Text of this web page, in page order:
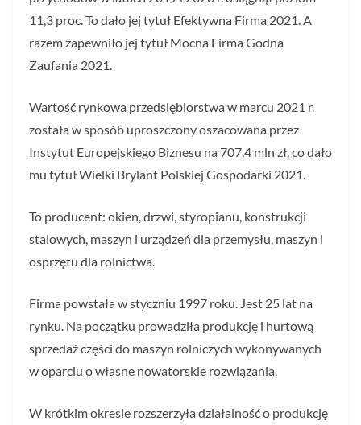
11,3 proc. To dało jej tytuł Efektywna Firma 2021. A
razem zapewniło jej tytuł Mocna Firma Godna
Zaufania 2021.
Wartość rynkowa przedsiębiorstwa w marcu 2021 r.
została w sposób uproszczony oszacowana przez
Instytut Europejskiego Biznesu na 707,4 mln zł, co dało
mu tytuł Wielki Brylant Polskiej Gospodarki 2021.
To producent: okien, drzwi, styropianu, konstrukcji
stalowych, maszyn i urządzeń dla przemysłu, maszyn i
osprzętu dla rolnictwa.
Firma powstała w styczniu 1997 roku. Jest 25 lat na
rynku. Na początku prowadziła produkcję i hurtową
sprzedaż części do maszyn rolniczych wykonywanych
w oparciu o własne nowatorskie rozwiązania.
W krótkim okresie rozszerzyła działalność o produkcję